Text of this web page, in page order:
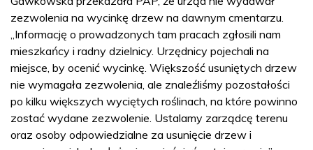
zezwolenia na wycinkę drzew na dawnym cmentarzu.
„Informację o prowadzonych tam pracach zgłosili nam
mieszkańcy i radny dzielnicy. Urzędnicy pojechali na
miejsce, by ocenić wycinkę. Większość usuniętych drzew
nie wymagała zezwolenia, ale znaleźliśmy pozostałości
po kilku większych wyciętych roślinach, na które powinno
zostać wydane zezwolenie. Ustalamy zarządcę terenu
oraz osoby odpowiedzialne za usunięcie drzew i